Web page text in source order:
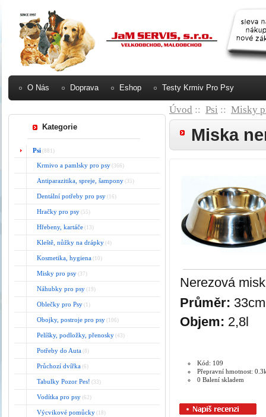
O Nás Doprava Eshop Testy Krmiv Pro Psy
Kategorie
Psi (881)
Krmivo a pamlsky pro psy (366)
Antiparazitika, spreje, šampony (35)
Dentální potřeby pro psy (16)
Hračky pro psy (55)
Hřebeny, kartáče (13)
Kleště, nůžky na drápky (4)
Kosmetika, hygiena (10)
Misky pro psy (37)
Náhubky pro psy (19)
Oblečky pro Psy (1)
Obojky, postroje pro psy (106)
Pelíšky, podložky, přenosky (43)
Potřeby do Auta (8)
Průchozí dvířka (6)
Tabulky Pozor Pes! (33)
Vodítka pro psy (62)
Výcvikové pomůcky (18)
Úvod :: Psi :: Misky
Miska
Nerezová
Průměr: 33cm
Objem: 2,8l
Kód: 109
Přepravní hmotnost:
0 Balení skladem